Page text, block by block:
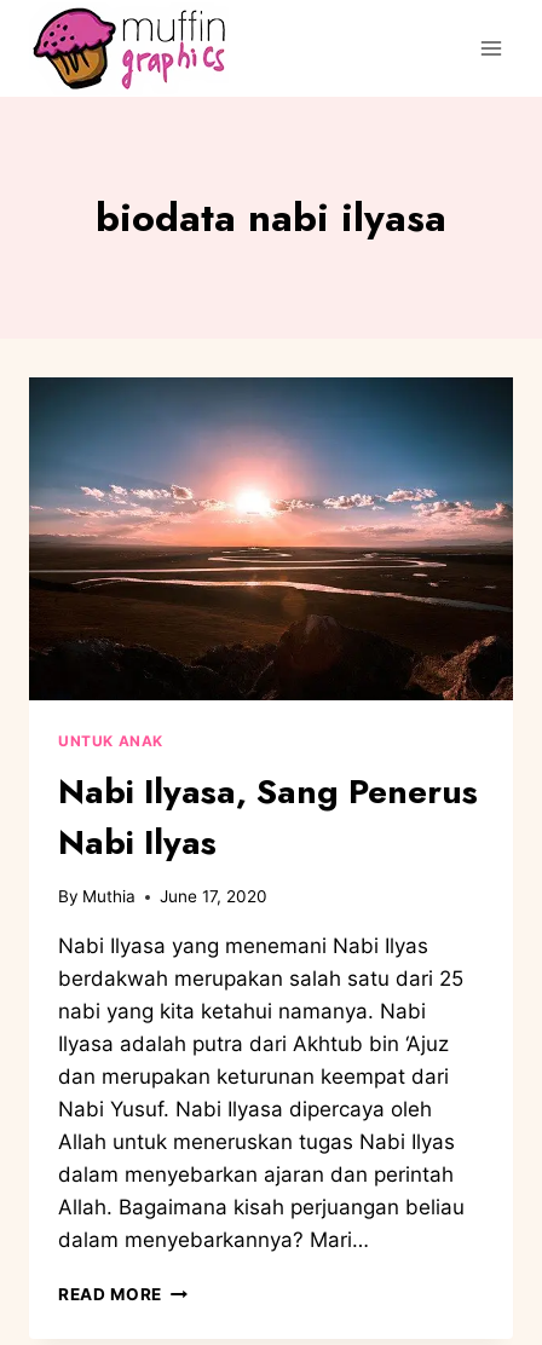
biodata nabi ilyasa
UNTUK ANAK
Nabi Ilyasa, Sang Penerus
Nabi Ilyas
By Muthia June 17, 2020
Nabi Ilyasa yang menemani Nabi Ilyas
berdakwah merupakan salah satu dari 25
nabi yang kita ketahui namanya. Nabi
Ilyasa adalah putra dari Akhtub bin ‘Ajuz
dan merupakan keturunan keempat dari
Nabi Yusuf. Nabi Ilyasa dipercaya oleh
Allah untuk meneruskan tugas Nabi Ilyas
dalam menyebarkan ajaran dan perintah
Allah. Bagaimana kisah perjuangan beliau
dalam menyebarkannya? Mari…
READ MORE